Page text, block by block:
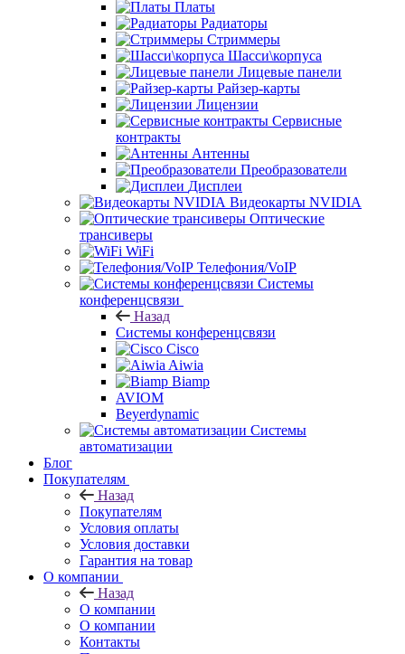
Платы
Радиаторы
Стриммеры
Шасси\корпуса
Лицевые панели
Райзер-карты
Лицензии
Сервисные
контракты
Антенны
Преобразователи
Дисплеи
Видеокарты NVIDIA
Оптические
трансиверы
WiFi
Телефония/VoIP
Системы
конференцсвязи
Назад
Системы конференцсвязи
Cisco
Aiwia
Biamp
AVIOM
Beyerdynamic
Системы
автоматизации
Блог
Покупателям
Назад
Покупателям
Условия оплаты
Условия доставки
Гарантия на товар
О компании
Назад
О компании
О компании
Контакты